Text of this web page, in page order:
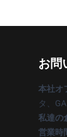
お問
本社オ
タ、
私達の
営業時